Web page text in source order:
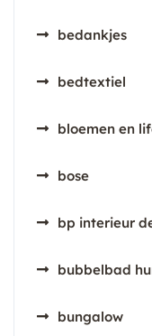
bedankjes
bedtextiel
bloemen en
bose
bp interieur
bubbelbad
bungalow